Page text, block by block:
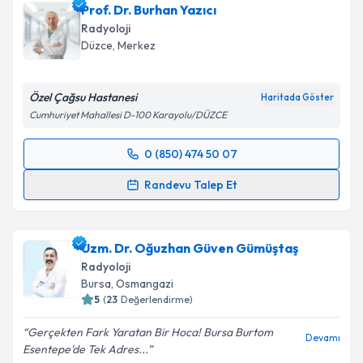
Prof. Dr. Burhan Yazıcı
Radyoloji
Düzce, Merkez
Özel Çağsu Hastanesi Haritada Göster
Cumhuriyet Mahallesi D-100 Karayolu/DÜZCE
0 (850) 474 50 07
Randevu Talep Et
Randevu Takvimi Talebi
takvim hazırlandığında e-posta ile bilgilendireceğiz.
E-posta Adresiniz
Uzm. Dr. Oğuzhan Güven Gümüştaş
Radyoloji
Bursa, Osmangazi
5 (23 Değerlendirme)
Gerçekten Fark Yaratan Bir Hoca! Bursa Burtom
Esentepe'de Tek Adres...
Devamı